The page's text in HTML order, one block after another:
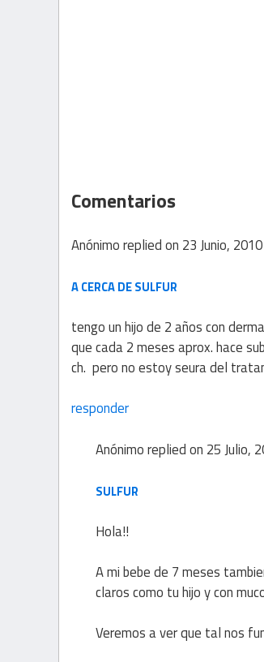
Comentarios
Anónimoreplied on 23 Junio,
A CERCA DE SULFUR
tengo un hijo de 2 años con
que cada 2 meses aprox. hace
ch. pero no estoy seura del
responder
Anónimoreplied on 25 Julio,
SULFUR
Hola!!
A mi bebe de 7 meses
claros como tu hijo y con
Veremos a ver que tal nos